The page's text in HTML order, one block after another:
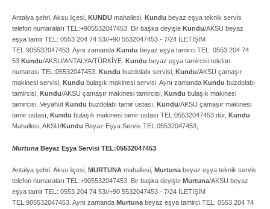
Antalya şehri, Aksu ilçesi, KUNDU mahallesi, Kundu beyaz eşya teknik servis
telefon numaraları TEL:+905532047453. Bir başka deyişle Kundu/AKSU beyaz
eşya tamir TEL: 0553 204 74 53//+90 5532047453 ­- 7/24 İLETİŞİM
TEL:905532047453. Aynı zamanda Kundu beyaz eşya tamirci TEL: 0553 204 74
53 Kundu/AKSU/ANTALYA/TÜRKİYE. Kundu beyaz eşya tamircisi telefon
numarası TEL:05532047453. Kundu buzdolabı servisi, Kundu/AKSU çamaşır
makinesi servisi, Kundu bulaşık makinesi servisi. Aynı zamanda Kundu buzdolabı
tamircisi, Kundu/AKSU çamaşır makinesi tamircisi, Kundu bulaşık makinesi
tamircisi. Veyahut Kundu buzdolabı tamir ustası, Kundu/AKSU çamaşır makinesi
tamir ustası, Kundu bulaşık makinesi tamir ustası TEL:05532047453 dür, Kundu
Mahallesi, AKSU/Kundu Beyaz Eşya Servis TEL:05532047453,
Murtuna Beyaz Eşya Servisi TEL:05532047453
Antalya şehri, Aksu ilçesi, MURTUNA mahallesi, Murtuna beyaz eşya teknik servis
telefon numaraları TEL:+905532047453. Bir başka deyişle Murtuna/AKSU beyaz
eşya tamir TEL: 0553 204 74 53//+90 5532047453 ­- 7/24 İLETİŞİM
TEL:905532047453. Aynı zamanda Murtuna beyaz eşya tamirci TEL: 0553 204 74